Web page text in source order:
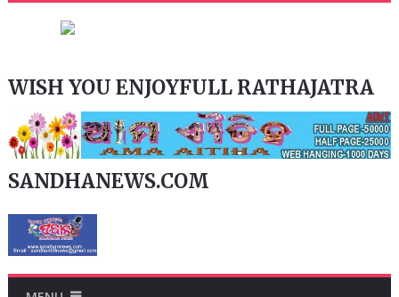
WISH YOU ENJOYFULL RATHAJATRA
SANDHANEWS.COM